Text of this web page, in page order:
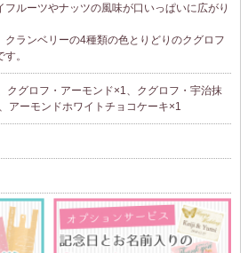
フルーツやナッツの風味が口いっぱいに広がり
クランベリーの4種類の色とりどりのクグロフ
。
クグロフ・アーモンド×1、クグロフ・宇治抹
アーモンドホワイトチョコケーキ×1